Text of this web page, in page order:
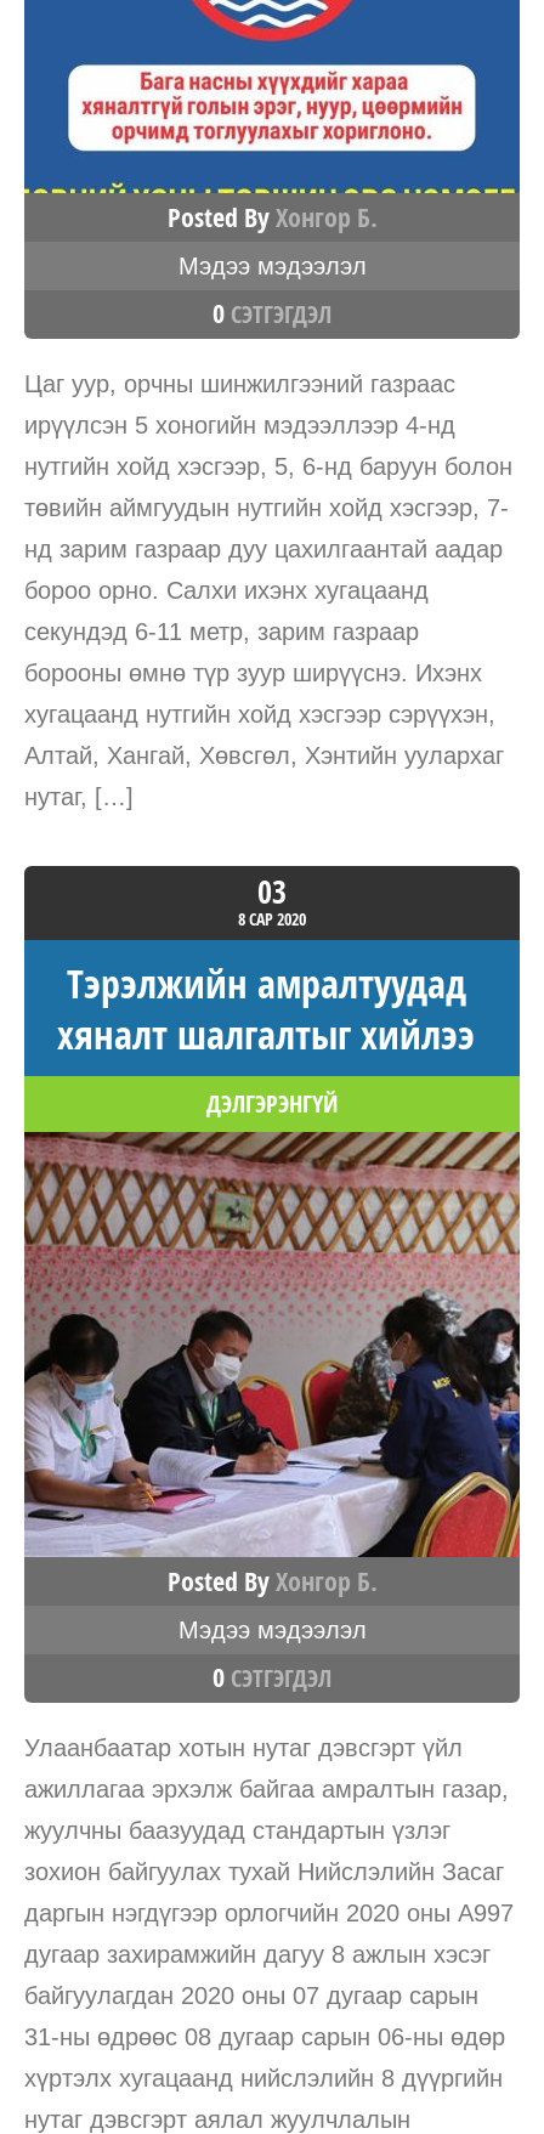
Posted ByХонгор Б.
Мэдээ мэдээлэл
0 СЭТГЭГДЭЛ
Цаг уур, орчны шинжилгээний газраас
ирүүлсэн 5 хоногийн мэдээллээр 4-нд
нутгийн хойд хэсгээр, 5, 6-нд баруун болон
төвийн аймгуудын нутгийн хойд хэсгээр, 7-
нд зарим газраар дуу цахилгаантай аадар
бороо орно. Салхи ихэнх хугацаанд
секундэд 6-11 метр, зарим газраар
борооны өмнө түр зуур ширүүснэ. Ихэнх
хугацаанд нутгийн хойд хэсгээр сэрүүхэн,
Алтай, Хангай, Хөвсгөл, Хэнтийн уулархаг
нутаг, […]
03
8 САР2020
Тэрэлжийн амралтуудад
хяналт шалгалтыг хийлээ
ДЭЛГЭРЭНГҮЙ
Posted ByХонгор Б.
Мэдээ мэдээлэл
0 СЭТГЭГДЭЛ
Улаанбаатар хотын нутаг дэвсгэрт үйл
ажиллагаа эрхэлж байгаа амралтын газар,
жуулчны баазуудад стандартын үзлэг
зохион байгуулах тухай Нийслэлийн Засаг
даргын нэгдүгээр орлогчийн 2020 оны А997
дугаар захирамжийн дагуу 8 ажлын хэсэг
байгуулагдан 2020 оны 07 дугаар сарын
31-ны өдрөөс 08 дугаар сарын 06-ны өдөр
хүртэлх хугацаанд нийслэлийн 8 дүүргийн
нутаг дэвсгэрт аялал жуулчлалын